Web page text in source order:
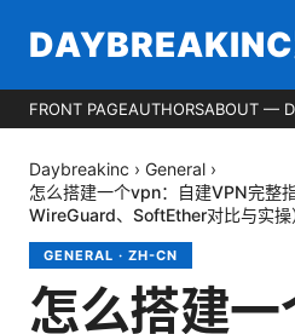
DAYBREAKINC
FRONT PAGEAUTHORSABOUT —
Daybreakinc › General ›
怎么搭建一个vpn：自建VPN完整
WireGuard、SoftEther对比与实
GENERAL · ZH-CN
怎么搭建一